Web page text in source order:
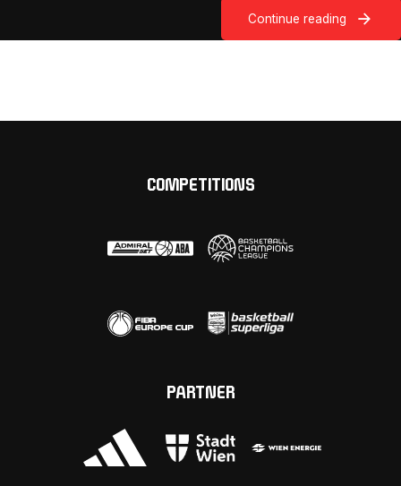
Continue reading
COMPETITIONS
PARTNER